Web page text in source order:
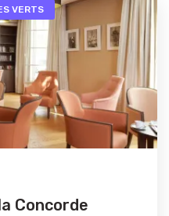
VERTS
Concorde